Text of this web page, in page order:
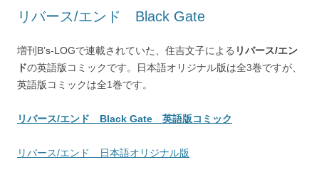
リバース/エンド Black Gate
増刊B’s-LOGで連載されていた、住吉文子による リバース/エン
ドの英語版コミックです。日本語オリジナル版は全3巻ですが、
英語版コミックは全1巻です。
リバース/エンド Black Gate 英語版コミック
リバース/エンド 日本語オリジナル版